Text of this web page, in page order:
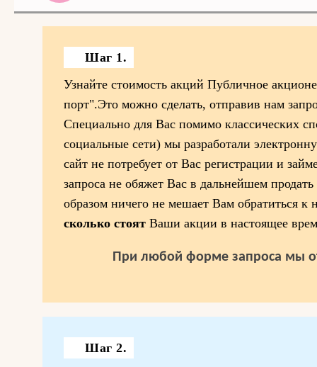
Шаг 1.
Узнайте стоимость акций Публичное
порт".Это можно сделать, отправив нам
Специально для Вас помимо классических
социальные сети) мы разработали
сайт не потребует от Вас регистрации и
запроса не обяжет Вас в дальнейшем
образом ничего не мешает Вам обратиться к
сколько стоят Ваши акции в настоящее
При любой форме запроса мы
Шаг 2.